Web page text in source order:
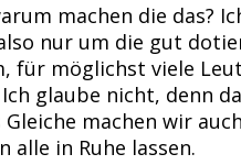
machen die das?
nur um die gut
für möglichst viele
glaube nicht, denn
machen wir
alle in Ruhe lassen.